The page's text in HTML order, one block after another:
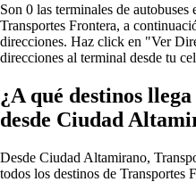
Son 0 las terminales de
Transportes Frontera, a
direcciones. Haz click en "Ver
direcciones al terminal desde tu
¿A qué destinos
desde Ciudad
Desde Ciudad Altamirano,
todos los destinos de Transportes